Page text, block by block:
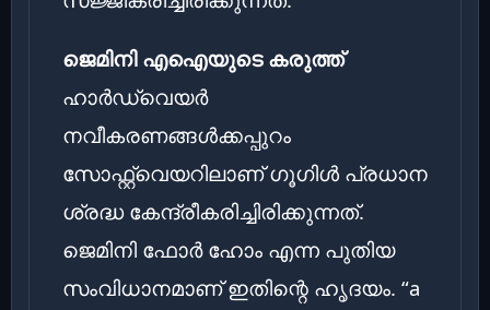
ജെമിനി എഐയുടെ കരുത്ത്
ഹാർഡ്‌വെയർ
നവീകരണങ്ങൾക്കപ്പുറം
സോഫ്റ്റ്‌വെയറിലാണ് ഗൂഗിൾ പ്രധാന
ശ്രദ്ധ കേന്ദ്രീകരിച്ചിരിക്കുന്നത്.
ജെമിനി ഫോർ ഹോം എന്ന പുതിയ
സംവിധാനമാണ് ഇതിന്റെ ഹൃദയം. “a